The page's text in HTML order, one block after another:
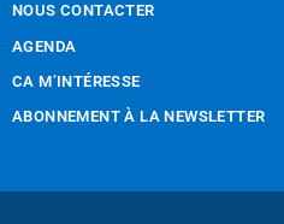
NOUS CONTACTER
AGENDA
CA M’INTÉRESSE
ABONNEMENT À LA NEWSLETTER